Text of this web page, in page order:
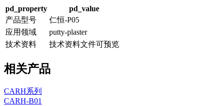
pd_property
pd_value
产品型号
仁恒-P05
应用领域
putty-plaster
技术资料
技术资料文件可预览
相关产品
CARH系列
CARH-B01